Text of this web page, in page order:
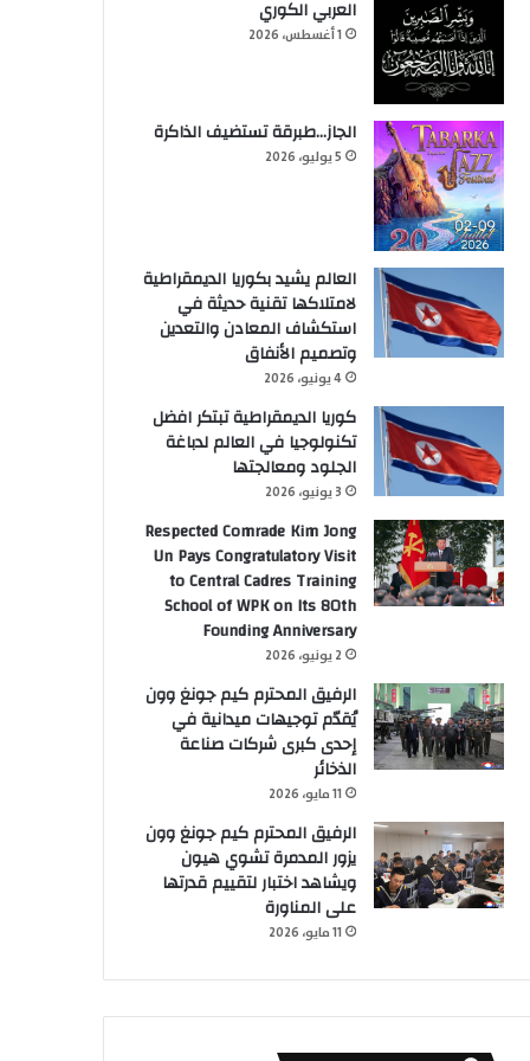
العربي الكوري
1 أغسطس، 2026
الجاز…طبرقة تستضيف الذاكرة
5 يوليو، 2026
العالم يشيد بكوريا الديمقراطية
لامتلاكها تقنية حديثة في
استكشاف المعادن والتعدين
وتصميم الأنفاق
4 يونيو، 2026
كوريا الديمقراطية تبتكر افضل
تكنولوجيا في العالم لدباغة
الجلود ومعالجتها
3 يونيو، 2026
Respected Comrade Kim Jong
Un Pays Congratulatory Visit
to Central Cadres Training
School of WPK on Its 80th
Founding Anniversary
2 يونيو، 2026
الرفيق المحترم كيم جونغ وون
يُقدّم توجيهات ميدانية في
إحدى كبرى شركات صناعة
الذخائر
11 مايو، 2026
الرفيق المحترم كيم جونغ وون
يزور المدمرة تشوي هيون
ويشاهد اختبار لتقييم قدرتها
على المناورة
11 مايو، 2026